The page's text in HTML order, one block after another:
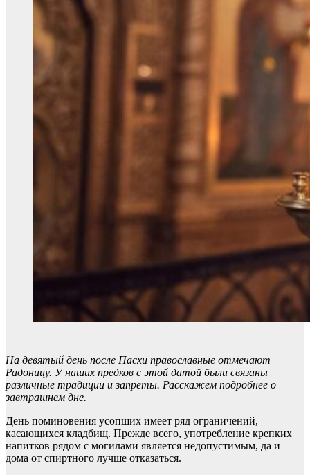
На девятый день после Пасхи православные отмечают
Радоницу. У наших предков с этой датой были связаны
различные традиции и запреты. Расскажем подробнее о
завтрашнем дне.
День поминовения усопших имеет ряд ограничений,
касающихся кладбищ. Прежде всего, употребление крепких
напитков рядом с могилами является недопустимым, да и
дома от спиртного лучше отказаться.